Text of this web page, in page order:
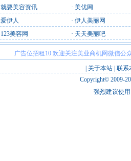
就要美容资讯 · 美优网
爱伊人 · 伊人美丽网
123美容网 · 天天美丽吧
广告位招租10 欢迎关注美业商机网微信公
关于本站 联系
Copyright© 2009-
强烈建议使